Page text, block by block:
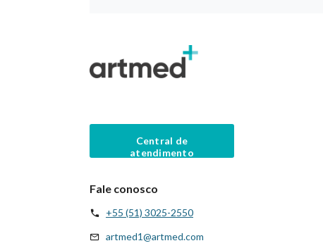
Central de
atendimento
Fale conosco
+55 (51) 3025-2550
artmed1@artmed.com